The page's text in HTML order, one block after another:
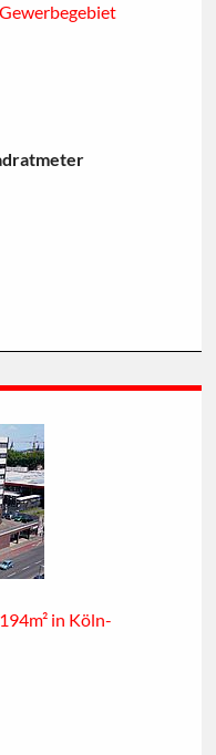
in Köln-